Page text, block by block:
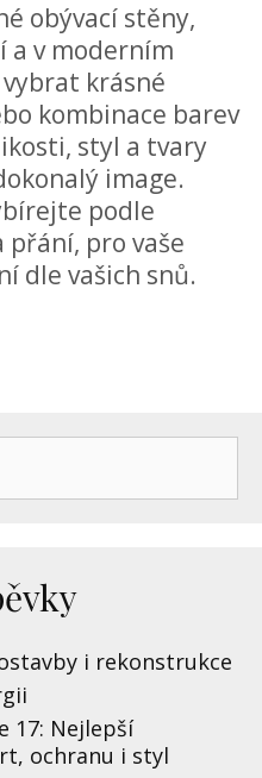
obývací stěny,
a v moderním
krásné
kombinace barev
styl a tvary
image.
podle
přání, pro vaše
dle vašich snů.
i rekonstrukce
17: Nejlepší
ochranu i styl